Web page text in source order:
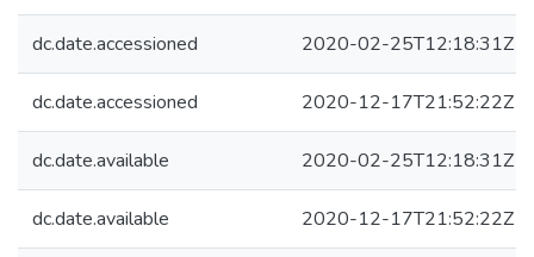
dc.date.accessioned 2020-02-25T12:18:31Z
dc.date.accessioned 2020-12-17T21:52:22Z
dc.date.available 2020-02-25T12:18:31Z
dc.date.available 2020-12-17T21:52:22Z